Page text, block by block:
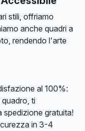
stili, offriamo
anche quadri a
rendendo l'arte
al 100%:
ti
spedizione gratuita!
in 3-4